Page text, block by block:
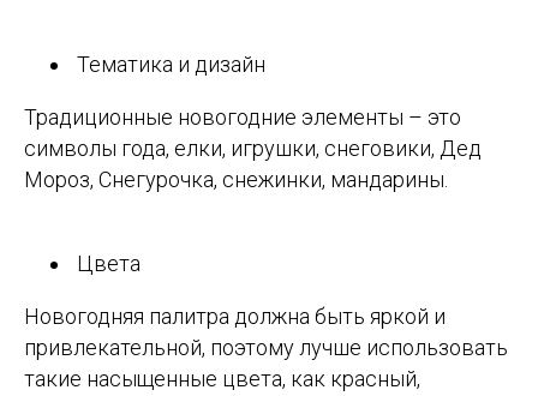
Тематика и дизайн
Традиционные новогодние элементы – это
символы года, елки, игрушки, снеговики, Дед
Мороз, Снегурочка, снежинки, мандарины.
Цвета
Новогодняя палитра должна быть яркой и
привлекательной, поэтому лучше использовать
такие насыщенные цвета, как красный,